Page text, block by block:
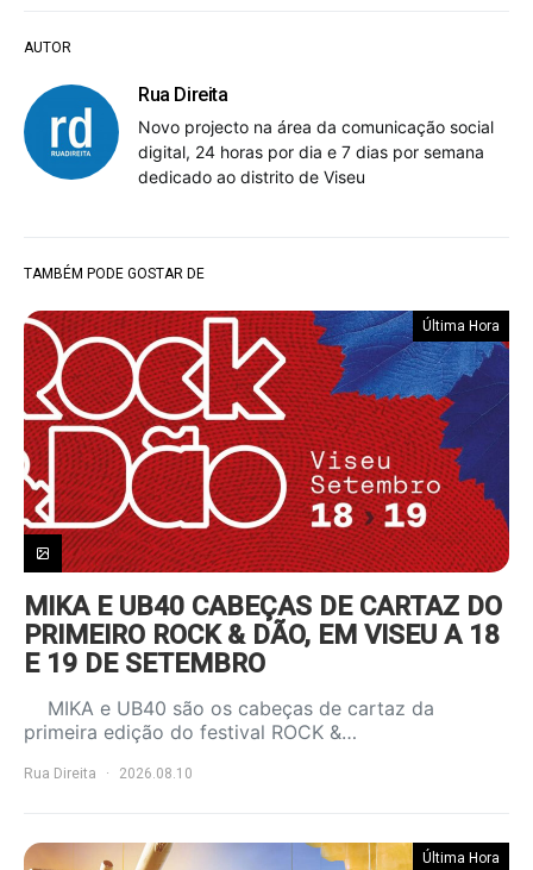
AUTOR
Rua Direita
Novo projecto na área da comunicação social
digital, 24 horas por dia e 7 dias por semana
dedicado ao distrito de Viseu
TAMBÉM PODE GOSTAR DE
Última Hora
MIKA E UB40 CABEÇAS DE CARTAZ DO
PRIMEIRO ROCK & DÃO, EM VISEU A 18
E 19 DE SETEMBRO
MIKA e UB40 são os cabeças de cartaz da
primeira edição do festival ROCK &…
Rua Direita 2026.08.10
Última Hora